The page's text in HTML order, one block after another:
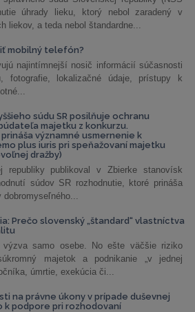
úhrady lieku, ktorý nebol zaradený v
liekov, a teda nebol štandardne...
mobilný telefón?
najintímnejší nosič informácií súčasnosti
fotografie, lokalizačné údaje, prístupy k
súdu SR posilňuje ochranu
majetku z konkurzu.
významné usmernenie k
plus iuris pri speňažovaní majetku
dražby)
republiky publikoval v Zbierke stanovísk
súdov SR rozhodnutie, ktoré prináša
Prečo slovenský „štandard“ vlastníctva
výzva samo osebe. No ešte väčšie riziko
majetok a podnikanie „v jednej
úmrtie, exekúcia či...
na právne úkony v prípade duševnej
k podpore pri rozhodovaní